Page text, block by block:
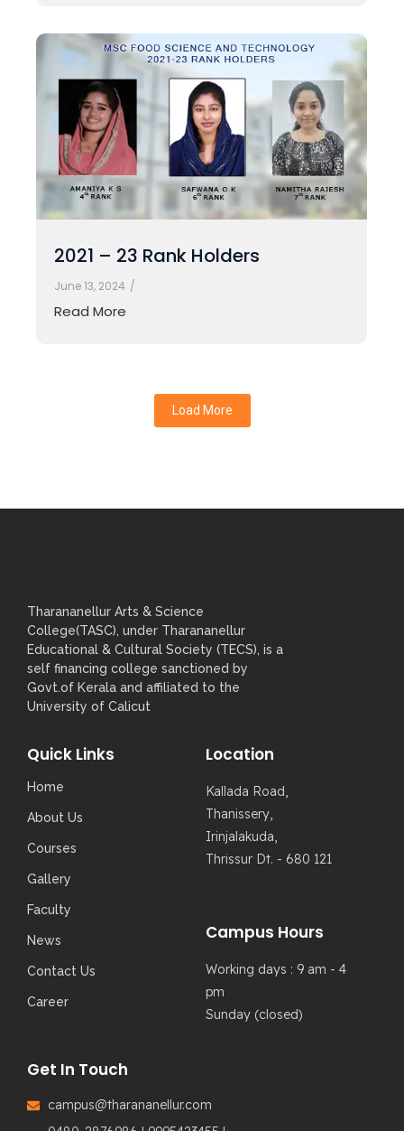
2021 – 23 Rank Holders
June 13, 2024 /
Read More
Load More
Tharananellur Arts & Science
College(TASC), under Tharananellur
Educational & Cultural Society (TECS), is a
self financing college sanctioned by
Govt.of Kerala and affiliated to the
University of Calicut
Quick Links
Home
About Us
Courses
Gallery
Faculty
News
Contact Us
Career
Location
Kallada Road,
Thanissery,
Irinjalakuda,
Thrissur Dt. - 680 121
Campus Hours
Working days : 9 am - 4
pm
Sunday (closed)
Get In Touch
campus@tharananellur.com